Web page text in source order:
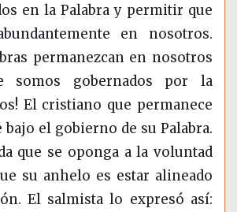
en la Palabra y permitir que
en nosotros.
permanezcan en nosotros
somos gobernados por la
El cristiano que permanece
el gobierno de su Palabra.
que se oponga a la voluntad
su anhelo es estar alineado
El salmista lo expresó así: